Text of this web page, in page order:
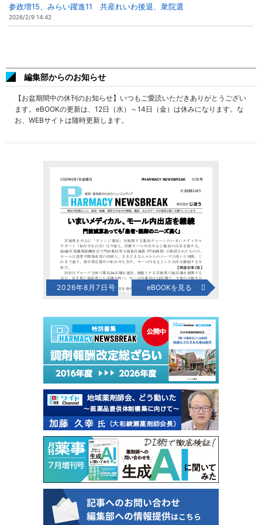
参政増15、みらい躍進11 共産れいわ後退、衆院選
2026/2/9 14:42
編集部からのお知らせ
【お盆期間中の休刊のお知らせ】いつもご愛読いただきありがとうござい
ます。eBOOKの更新は、12日（水）～14日（金）は休みになります。な
お、WEBサイトは随時更新します。
2026年8月7日号 eBOOKを見る